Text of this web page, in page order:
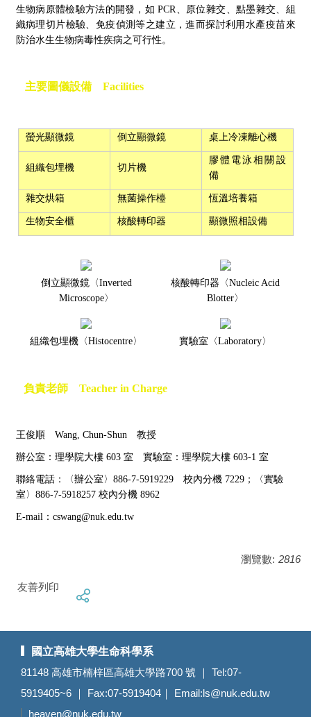
生物病原體檢驗方法的開發，如 PCR、原位雜交、點墨雜交、組
織病理切片檢驗、免疫偵測等之建立，進而探討利用水產疫苗來
防治水生生物病毒性疾病之可行性。
主要圖儀設備 Facilities
螢光顯微鏡 倒立顯微鏡 桌上冷凍離心機
組織包埋機 切片機
膠體電泳相關設
備
雜交烘箱 無菌操作檯 恆溫培養箱
生物安全櫃 核酸轉印器 顯微照相設備
倒立顯微鏡〈Inverted
Microscope〉
核酸轉印器〈Nucleic Acid
Blotter〉
組織包埋機〈Histocentre〉 實驗室〈Laboratory〉
負責老師 Teacher in Charge
王俊順 Wang, Chun-Shun 教授
辦公室：理學院大樓 603 室 實驗室：理學院大樓 603-1 室
聯絡電話：
〈辦公室〉886-7-5919229 校內分機 7229；〈實驗
室〉886-7-5918257 校內分機 8962
E-mail： cswang@nuk.edu.tw
瀏覽數: 2816
友善列印
國立高雄大學生命科學系
81148 高雄市楠梓區高雄大學路700 號 ｜ Tel:07-
5919405~6 ｜ Fax:07-5919404｜ Email:ls@nuk.edu.tw
heaven@nuk.edu.tw